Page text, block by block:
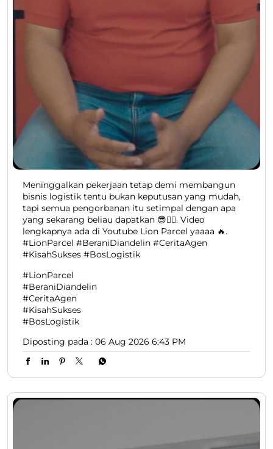
Meninggalkan pekerjaan tetap demi membangun
bisnis logistik tentu bukan keputusan yang mudah,
tapi semua pengorbanan itu setimpal dengan apa
yang sekarang beliau dapatkan 😎👍🏻. Video
lengkapnya ada di Youtube Lion Parcel yaaaa 🔥.
#LionParcel #BeraniDiandelin #CeritaAgen
#KisahSukses #BosLogistik
#LionParcel
#BeraniDiandelin
#CeritaAgen
#KisahSukses
#BosLogistik
Diposting pada : 06 Aug 2026 6:43 PM